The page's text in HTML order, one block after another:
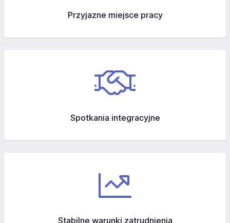
Przyjazne miejsce pracy
Spotkania integracyjne
Stabilne warunki zatrudnienia